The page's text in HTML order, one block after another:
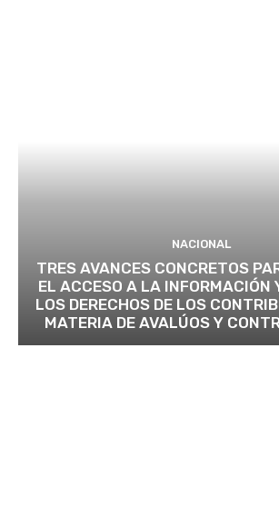
NACIONAL
TRES AVANCES CONCRETOS
EL ACCESO A LA INFORMACIÓN
LOS DERECHOS DE LOS
MATERIA DE AVALÚOS Y